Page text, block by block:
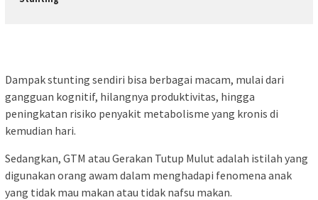
Dampak stunting sendiri bisa berbagai macam, mulai dari
gangguan kognitif, hilangnya produktivitas, hingga
peningkatan risiko penyakit metabolisme yang kronis di
kemudian hari.
Sedangkan, GTM atau Gerakan Tutup Mulut adalah istilah yang
digunakan orang awam dalam menghadapi fenomena anak
yang tidak mau makan atau tidak nafsu makan.